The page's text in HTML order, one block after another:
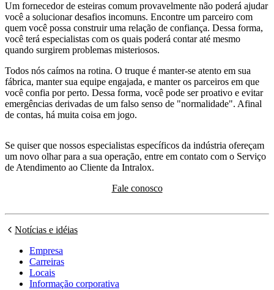
Um fornecedor de esteiras comum provavelmente não poderá ajudar
você a solucionar desafios incomuns. Encontre um parceiro com
quem você possa construir uma relação de confiança. Dessa forma,
você terá especialistas com os quais poderá contar até mesmo
quando surgirem problemas misteriosos.
Todos nós caímos na rotina. O truque é manter-se atento em sua
fábrica, manter sua equipe engajada, e manter os parceiros em que
você confia por perto. Dessa forma, você pode ser proativo e evitar
emergências derivadas de um falso senso de "normalidade". Afinal
de contas, há muita coisa em jogo.
Se quiser que nossos especialistas específicos da indústria ofereçam
um novo olhar para a sua operação, entre em contato com o Serviço
de Atendimento ao Cliente da Intralox.
Fale conosco
Notícias e idéias
Empresa
Carreiras
Locais
Informação corporativa